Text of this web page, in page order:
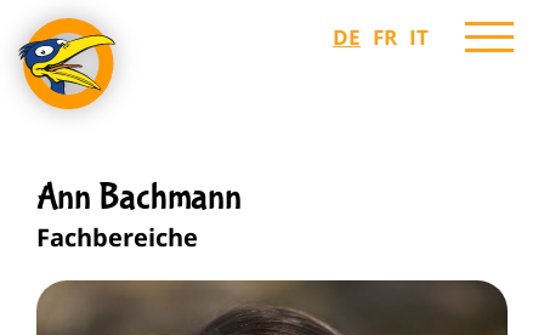
DE FR IT
Ann Bachmann
Fachbereiche